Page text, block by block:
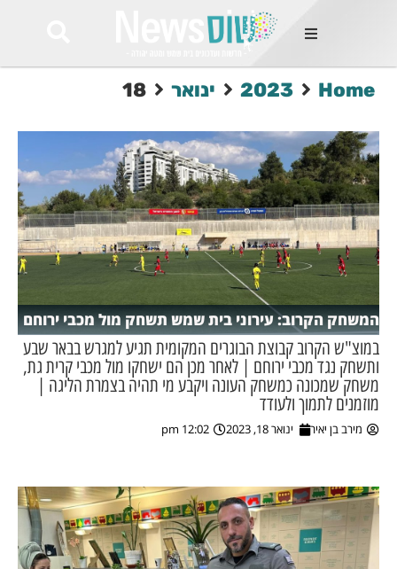
החמות
Et
odio
mauris, wisi
tortor
Congue
luctus, quam
mi
מסע מלחמה
השבוע
Home
2023 ינואר 18
המשחק הקרוב: עירוני בית שמש תשחק מול מכבי ירוחם
במוצ"ש הקרוב קבוצת הבוגרים המקומית תגיע למגרש בבאר שבע
ותשחק נגד מכבי ירוחם | לאחר מכן הם ישחקו מול מכבי קרית גת,
משחק שמכונה כמשחק העונה ויקבע מי תהיה בצמרת הליגה |
מוזמנים לתמוך ולעודד
מירב בן יאיר ינואר 18, 2023 12:02 pm